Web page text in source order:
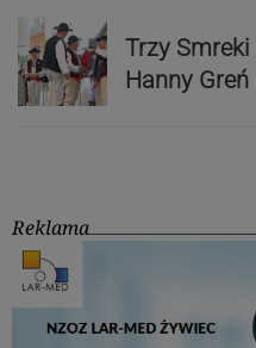
Trzy Smreki
Hanny Greń
Reklama